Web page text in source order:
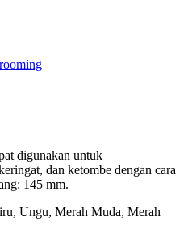
digunakan untuk
dan ketombe dengan cara
145 mm.
Ungu, Merah Muda, Merah